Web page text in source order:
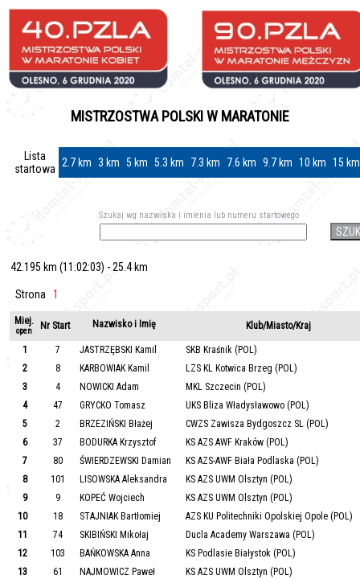
MISTRZOSTWA POLSKI W MARATONIE
Lista
startowa 2.7 km 3 km 5 km 5.3 km 7.3 km 7.6 km 9.7 km 10 km 15 km
Szukaj wg nazwiska i imienia lub numeru startowego
42.195 km (11:02:03) - 25.4 km
Strona 1
Miej.
open Nr Start Nazwisko i Imię Klub/Miasto/Kraj
1 7 JASTRZĘBSKI Kamil
SKB Kraśnik (POL)
2
8 KARBOWIAK Kamil
LZS KL Kotwica Brzeg (POL)
3
4 NOWICKI Adam
MKL Szczecin (POL)
4
47 GRYCKO Tomasz
UKS Bliza Władysławowo (POL)
5
2 BRZEZIŃSKI Błażej
CWZS Zawisza Bydgoszcz SL (POL)
6
37 BODURKA Krzysztof
KS AZS AWF Kraków (POL)
7
80 ŚWIERDZEWSKI Damian
KS AZS-AWF Biała Podlaska (POL)
8
101 LISOWSKA Aleksandra
KS AZS UWM Olsztyn (POL)
9
9 KOPEĆ Wojciech
KS AZS UWM Olsztyn (POL)
10
18 STAJNIAK Bartłomiej
AZS KU Politechniki Opolskiej Opole (POL)
11
74 SKIBIŃSKI Mikołaj
Ducla Academy Warszawa (POL)
12
103 BAŃKOWSKA Anna
KS Podlasie Białystok (POL)
13
61 NAJMOWICZ Paweł
KS AZS UWM Olsztyn (POL)